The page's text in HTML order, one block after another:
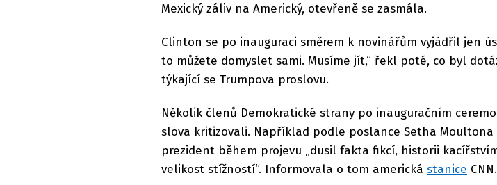
Mexický záliv na Americký, otevřeně se zasmála.
Clinton se po inauguraci směrem k novinářům vyjádřil jen
to můžete domyslet sami. Musíme jít,“ řekl poté, co byl
týkající se Trumpova proslovu.
Několik členů Demokratické strany po inauguračním
slova kritizovali. Například podle poslance Setha Moultona
prezident během projevu „dusil fakta fikcí, historii
velikost stížností“. Informovala o tom americká stanice CNN.